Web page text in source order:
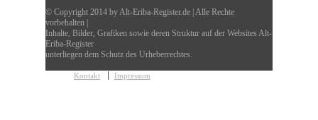
© Copyright 2014 by Alt-Eriba-Register.de | Alle Rechte
vorbehalten |
Inhalte, Bilder, Grafiken sowie deren Struktur auf der Websites Alt-
Eriba-Register
unterliegen dem Schutz des Urheberrechtes.
Kontakt Impressum